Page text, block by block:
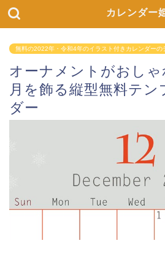
カレンダー
無料の2022年・令和4年のイラスト付きカレンダーの
オーナメントがおし
月を飾る縦型無料テン
ダー